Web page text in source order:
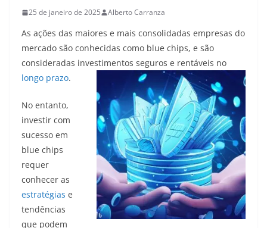
25 de janeiro de 2025 Alberto Carranza
As ações das maiores e mais consolidadas empresas do
mercado são conhecidas como blue chips, e são
consideradas investimentos seguros e rentáveis no
longo prazo.
No entanto,
investir com
sucesso em
blue chips
requer
conhecer as
estratégias e
tendências
que podem